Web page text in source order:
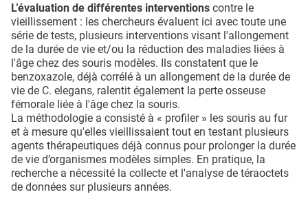
L’évaluation de différentes interventions contre le
vieillissement : les chercheurs évaluent ici avec toute une
série de tests, plusieurs interventions visant l'allongement
de la durée de vie et/ou la réduction des maladies liées à
l'âge chez des souris modèles. Ils constatent que le
benzoxazole, déjà corrélé à un allongement de la durée de
vie de C. elegans, ralentit également la perte osseuse
fémorale liée à l'âge chez la souris.
La méthodologie a consisté à « profiler » les souris au fur
et à mesure qu'elles vieillissaient tout en testant plusieurs
agents thérapeutiques déjà connus pour prolonger la durée
de vie d’organismes modèles simples. En pratique, la
recherche a nécessité la collecte et l'analyse de téraoctets
de données sur plusieurs années.